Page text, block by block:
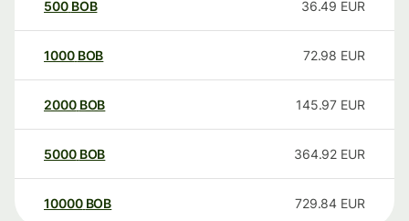
500 BOB 36.49 EUR
1000 BOB 72.98 EUR
2000 BOB 145.97 EUR
5000 BOB 364.92 EUR
10000 BOB 729.84 EUR